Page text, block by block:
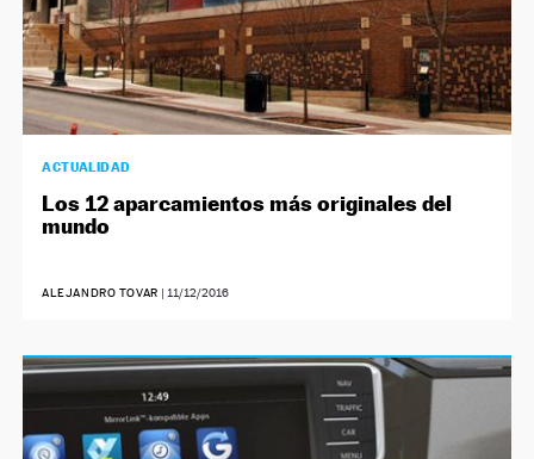
ACTUALIDAD
Los 12 aparcamientos más originales del
mundo
ALEJANDRO TOVAR |11/12/2016